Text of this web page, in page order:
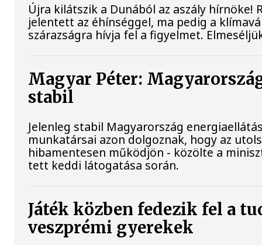
Újra kilátszik a Dunából az aszály hírnöke!
jelentett az éhínséggel, ma pedig a
szárazságra hívja fel a figyelmet.
Magyar Péter:
stabil
Jelenleg stabil Magyarország
munkatársai azon dolgoznak, hogy az
hibamentesen működjön - közölte a
tett keddi látogatása során.
Játék közben fedezik fel a
veszprémi gyerekek